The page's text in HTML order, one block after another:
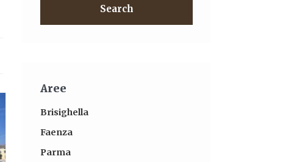
Search
Aree
Brisighella
Faenza
Parma